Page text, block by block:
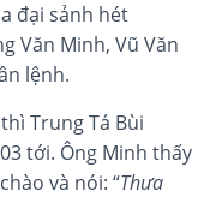
đại sảnh hét
Văn Minh, Vũ Văn
lệnh.
Trung Tá Bùi
tới. Ông Minh thấy
và nói: “Thưa